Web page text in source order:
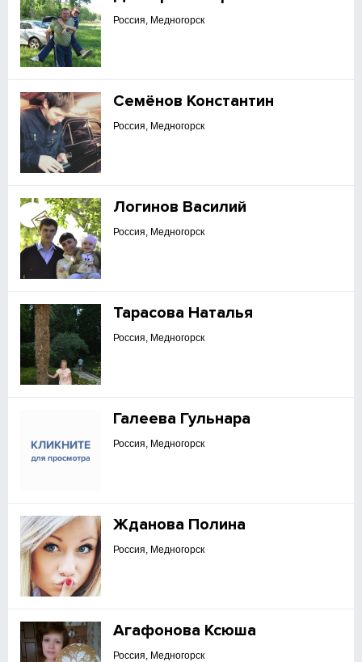
Россия, Медногорск
Семёнов Константин
Россия, Медногорск
Логинов Василий
Россия, Медногорск
Тарасова Наталья
Россия, Медногорск
Галеева Гульнара
Россия, Медногорск
Жданова Полина
Россия, Медногорск
Агафонова Ксюша
Россия, Медногорск